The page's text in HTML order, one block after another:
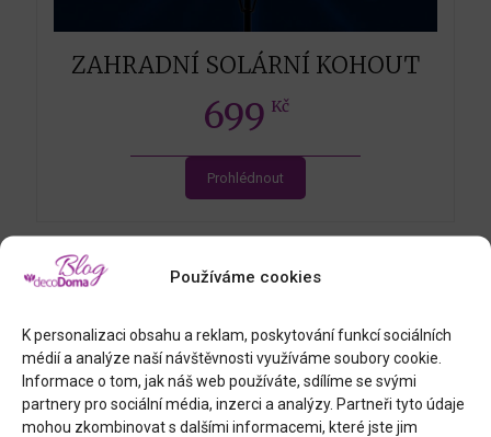
Používáme cookies
K personalizaci obsahu a reklam, poskytování funkcí sociálních
médií a analýze naší návštěvnosti využíváme soubory cookie.
Informace o tom, jak náš web používáte, sdílíme se svými
partnery pro sociální média, inzerci a analýzy. Partneři tyto údaje
mohou zkombinovat s dalšími informacemi, které jste jim
ZAHRADNÍ SOLÁRNÍ KOHOUT
699 Kč
Prohlédnout